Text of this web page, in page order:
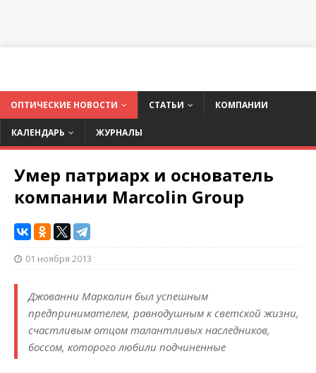
ОПТИЧЕСКИЕ НОВОСТИ СТАТЬИ КОМПАНИИ
КАЛЕНДАРЬ ЖУРНАЛЫ
Умер патриарх и основатель
компании Marcolin Group
01 ноября 2013
Джованни Марколин был успешным
предпринимателем, равнодушным к светской жизни,
счастливым отцом талантливых наследников,
боссом, которого любили подчиненные